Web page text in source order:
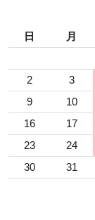
日 月
2
3
9
10
16
17
23
24
30
31